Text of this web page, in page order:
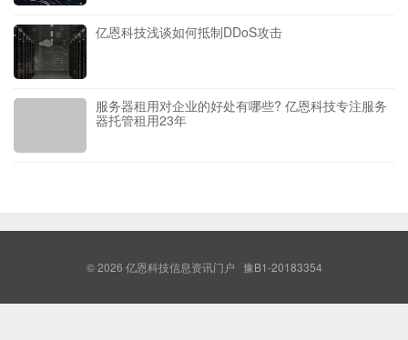
亿恩科技浅谈如何抵制DDoS攻击
服务器租用对企业的好处有哪些? 亿恩科技专注服务
器托管租用23年
© 2026 亿恩科技信息资讯门户 豫B1-20183354